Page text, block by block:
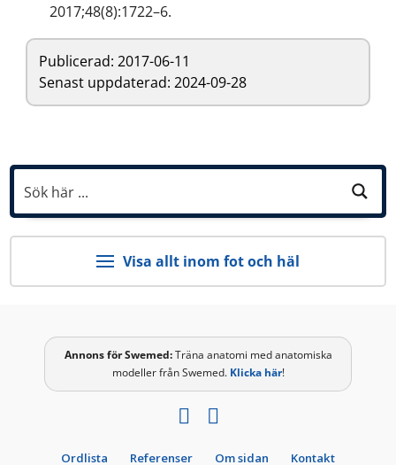
2017;48(8):1722–6.
Publicerad:2017-06-11
Senast uppdaterad: 2024-09-28
Visa allt inom fot och häl
Annons förSwemed:Träna anatomi med anatomiska
modeller från Swemed. Klicka här!
Ordlista Referenser Om sidan Kontakt